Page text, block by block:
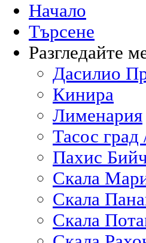
Начало
Търсене
Разгледайте
Дасилио
Кинира
Лименария
Тасос
Пахис
Скала
Скала
Скала